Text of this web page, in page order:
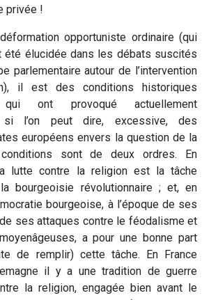
privée !
opportuniste ordinaire (qui
été élucidée dans les débats suscités
parlementaire autour de l’intervention
il est des conditions historiques
qui ont provoqué actuellement
si l’on peut dire, excessive, des
européens envers la question de la
sont de deux ordres. En
lutte contre la religion est la tâche
bourgeoisie révolutionnaire ; et, en
bourgeoise, à l’époque de ses
ses attaques contre le féodalisme et
a pour une bonne part
de remplir) cette tâche. En France
il y a une tradition de guerre
la religion, engagée bien avant le